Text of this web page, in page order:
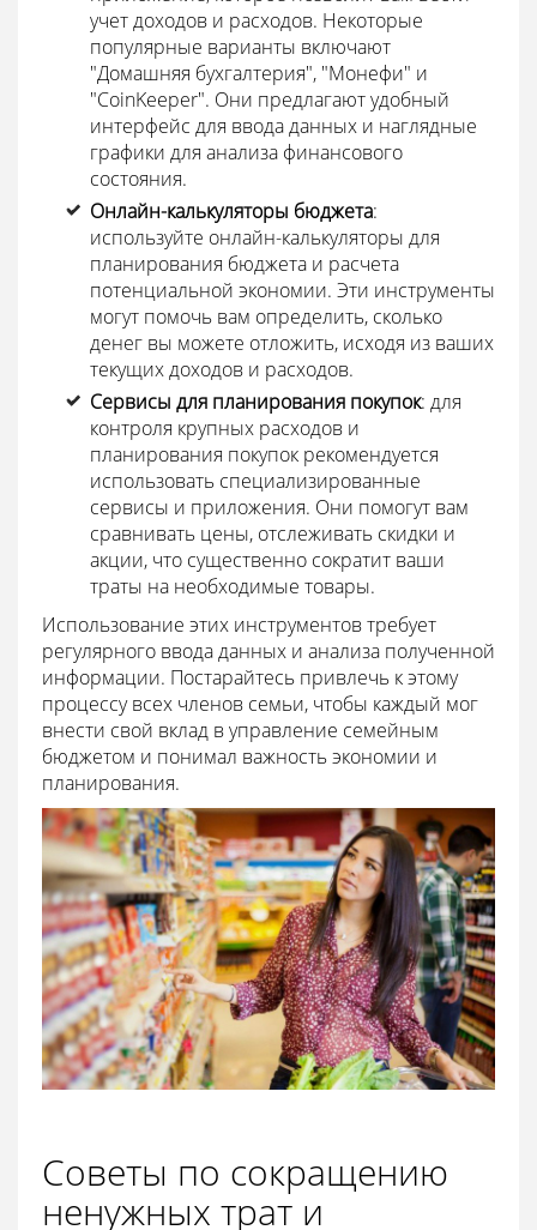
учет доходов и расходов. Некоторые
популярные варианты включают
"Домашняя бухгалтерия", "Монефи" и
"CoinKeeper". Они предлагают удобный
интерфейс для ввода данных и наглядные
графики для анализа финансового
состояния.
Онлайн-калькуляторы бюджета:
используйте онлайн-калькуляторы для
планирования бюджета и расчета
потенциальной экономии. Эти инструменты
могут помочь вам определить, сколько
денег вы можете отложить, исходя из ваших
текущих доходов и расходов.
Сервисы для планирования покупок: для
контроля крупных расходов и
планирования покупок рекомендуется
использовать специализированные
сервисы и приложения. Они помогут вам
сравнивать цены, отслеживать скидки и
акции, что существенно сократит ваши
траты на необходимые товары.
Использование этих инструментов требует
регулярного ввода данных и анализа полученной
информации. Постарайтесь привлечь к этому
процессу всех членов семьи, чтобы каждый мог
внести свой вклад в управление семейным
бюджетом и понимал важность экономии и
планирования.
Советы по сокращению
ненужных трат и